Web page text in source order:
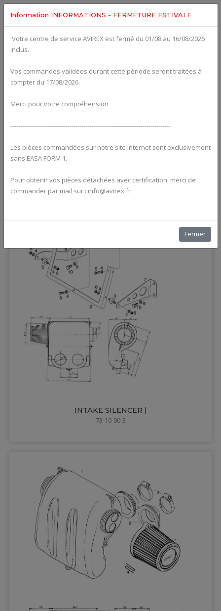
INTAKE SILENCER |
73-10-00-3
Information INFORMATIONS - FERMETURE ESTIVALE
Votre centre de service AVIREX est fermé du 01/08 au 16/08/2026
inclus.
Vos commandes validées durant cette période seront traitées à
compter du 17/08/2026.
Merci pour votre compréhension
---------------------------------------------------------------------------------
Les pièces commandées sur notre site internet sont exclusivement
sans EASA FORM 1.
Pour obtenir vos pièces détachées avec certification, merci de
commander par mail sur : info@avirex.fr
Fermer